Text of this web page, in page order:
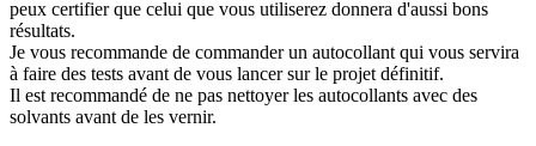
peux certifier que celui que vous utiliserez donnera d'aussi bons
résultats.
Je vous recommande de commander un autocollant qui vous servira
à faire des tests avant de vous lancer sur le projet définitif.
Il est recommandé de ne pas nettoyer les autocollants avec des
solvants avant de les vernir.